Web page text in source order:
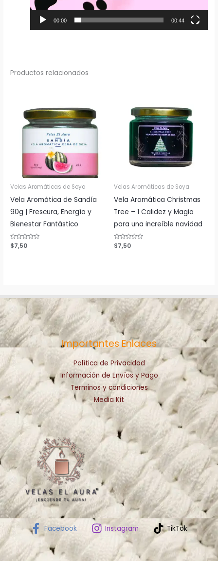
00:00 00:44
Productos relacionados
Velas Aromáticas de Soya
Vela Aromática de Sandía
90g | Frescura, Energía y
Bienestar Fantástico
Valorado
con
$7,50
Velas Aromáticas de Soya
Vela Aromática Christmas
Tree – 1 Calidez y Magia
para una increíble navidad
Valorado
con
$7,50
Importantes Enlaces
Política de Privacidad
Información de Envíos y Pago
Terminos y condiciones
Media Kit
Facebook Instagram TikTok